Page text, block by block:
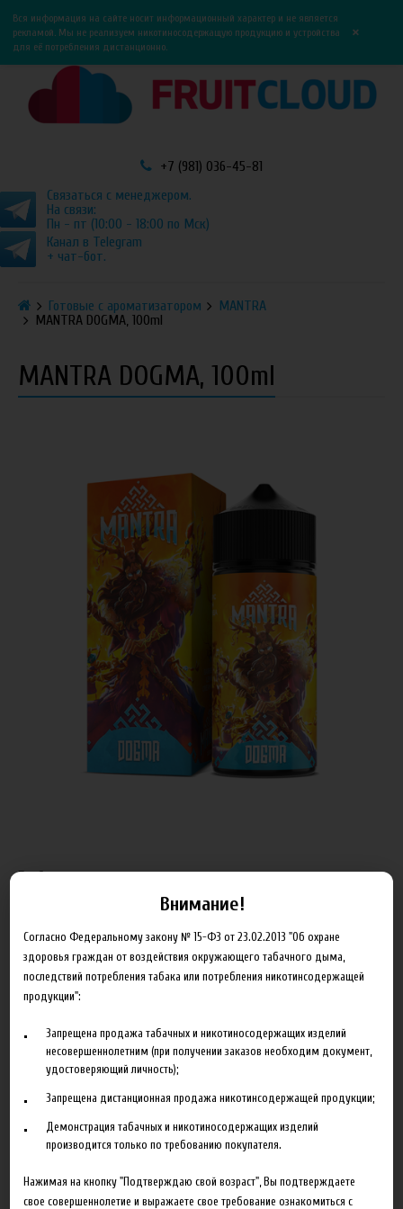
0
Вся информация на сайте носит информационный характер и не является
рекламой. Мы не реализуем никотиносодержащую продукцию и устройства
для её потребления дистанционно.
×
+7 (981) 036-45-81
Связаться с менеджером.
На связи:
Пн - пт (10:00 - 18:00 по Мск)
Канал в Telegram
+ чат-бот.
Готовые с ароматизатором
MANTRA
MANTRA DOGMA, 100ml
MANTRA DOGMA, 100ml
Барбарис, лимон, крем-сода
КОНЦЕНТРАЦИЯ
500.00 руб
В корзину
Добавить в сравнение
Внимание!
Согласно Федеральному закону № 15-ФЗ от 23.02.2013 "Об охране
здоровья граждан от воздействия окружающего табачного дыма,
последствий потребления табака или потребления никотинсодержащей
продукции":
Запрещена продажа табачных и никотиносодержащих изделий
несовершеннолетним (при получении заказов необходим документ,
удостоверяющий личность);
Запрещена дистанционная продажа никотинсодержащей продукции;
Демонстрация табачных и никотиносодержащих изделий
производится только по требованию покупателя.
Нажимая на кнопку "Подтверждаю свой возраст", Вы подтверждаете
свое совершеннолетие и выражаете свое требование ознакомиться с